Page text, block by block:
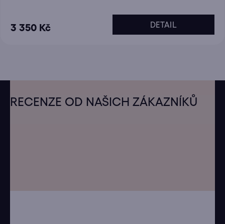
3 350 Kč DETAIL
RECENZE OD NAŠICH ZÁKAZNÍKŮ